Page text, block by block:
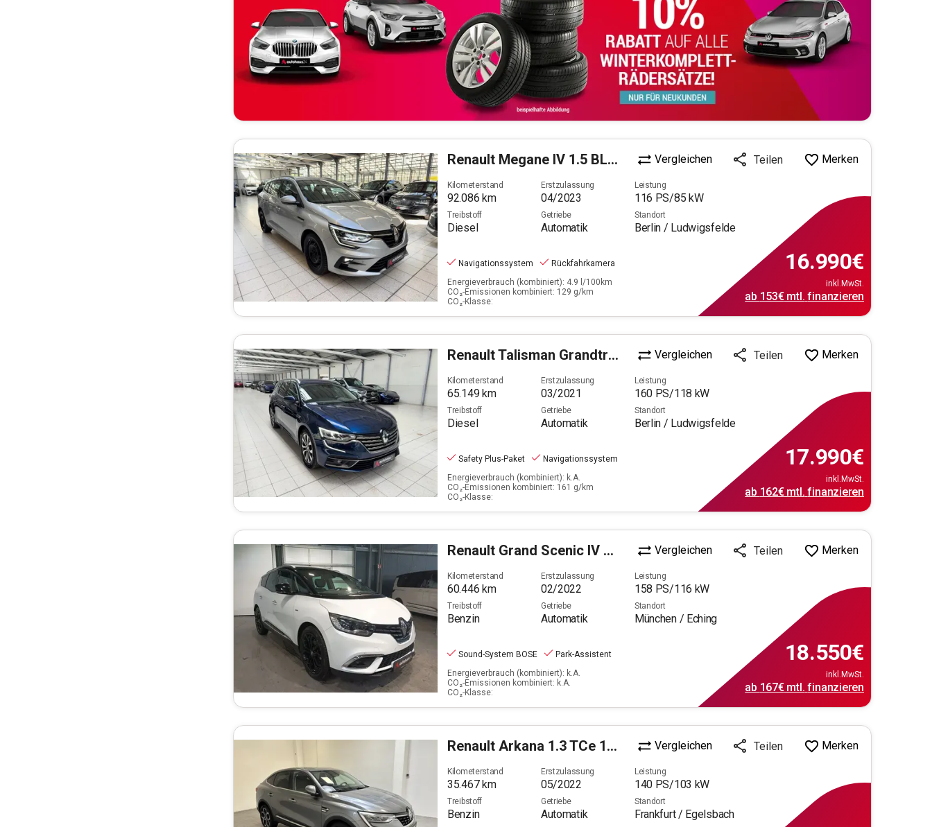
Renault Megane IV 1.5 BLUE dCi 115 Grandtour Equilibre (EU Vergleichen Teilen Merken
Kilometerstand
92.086 km
Erstzulassung
04/2023
Leistung
116 PS/85 kW
Treibstoff
Diesel
Getriebe
Automatik
Standort
Berlin / Ludwigsfelde
Navigationssystem
Rückfahrkamera
Energieverbrauch (kombiniert): 4.9 l/100km
CO₂-Emissionen kombiniert: 129 g/km
CO₂-Klasse:
16.990€
inkl.MwSt.
ab 153€mtl. finanzieren
RenaultTalisman Grandtr 2.0BLUEdCi160 Business Ed.(EU 6d) Vergleichen Teilen Merken
Kilometerstand
65.149km
Erstzulassung
03/2021
Leistung
160 PS/118 kW
Treibstoff
Diesel
Getriebe
Automatik
Standort
Berlin / Ludwigsfelde
Safety Plus-Paket
Navigationssystem
Energieverbrauch (kombiniert): k.A.
CO₂-Emissionen kombiniert: 161 g/km
CO₂-Klasse:
17.990€
inkl.MwSt.
ab 162€mtl. finanzieren
Renault Grand Scenic IV 1.3 TCe 160 Black Edition Vergleichen Teilen Merken
Kilometerstand
60.446 km
Erstzulassung
02/2022
Leistung
158 PS/116 kW
Treibstoff
Benzin
Getriebe
Automatik
Standort
München / Eching
Sound-System BOSE
Park-Assistent
Energieverbrauch (kombiniert): k.A.
CO₂-Emissionen kombiniert: k.A.
CO₂-Klasse:
18.550€
inkl.MwSt.
ab 167€mtl. finanzieren
Renault Arkana 1.3 TCe 140 Intens (EURO 6d) Vergleichen Teilen Merken
Kilometerstand
35.467km
Erstzulassung
05/2022
Leistung
140 PS/103 kW
Treibstoff
Benzin
Getriebe
Automatik
Standort
Frankfurt / Egelsbach